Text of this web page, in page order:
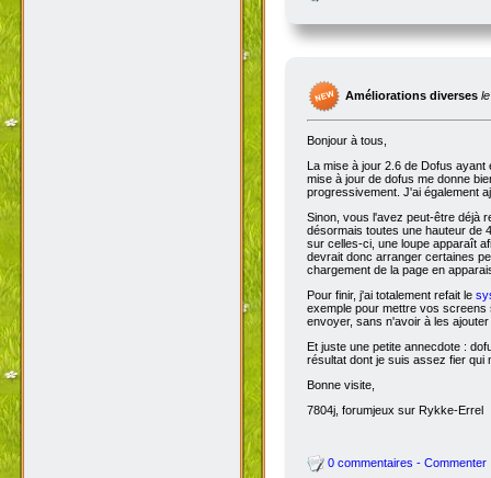
Améliorations diverses
Bonjour à tous,
La mise à jour 2.6 de Dofus
mise à jour de dofus me donne
progressivement. J'ai également
Sinon, vous l'avez peut-être déjà
désormais toutes une hauteur de
sur celles-ci, une loupe apparaît
devrait donc arranger certaines
chargement de la page en
Pour finir, j'ai totalement refait le
exemple pour mettre vos
envoyer, sans n'avoir à les
Et juste une petite annecdote :
résultat dont je suis assez fier qui
Bonne visite,
7804j, forumjeux sur Rykke-Errel
0 commentaires - Commenter